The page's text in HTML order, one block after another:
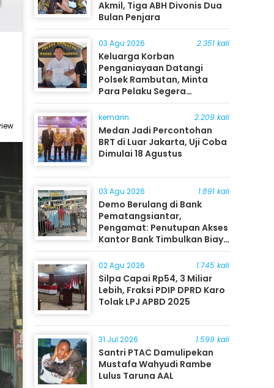
Akmil, Tiga ABH Divonis Dua
Bulan Penjara
03 Agu 2026 2.351 kali
Keluarga Korban
Penganiayaan Datangi
Polsek Rambutan, Minta
Para Pelaku Segera
Ditangkap
kemarin 2.209 kali
Medan Jadi Percontohan
BRT di Luar Jakarta, Uji Coba
Dimulai 18 Agustus
03 Agu 2026 1.891 kali
Demo Berulang di Bank
Pematangsiantar,
Pengamat: Penutupan Akses
Kantor Bank Timbulkan Biaya
Ekonomi bagi Masyarakat
02 Agu 2026 1.745 kali
Silpa Capai Rp54, 3 Miliar
Lebih, Fraksi PDIP DPRD Karo
Tolak LPJ APBD 2025
31 Jul 2026 1.599 kali
Santri PTAC Damulipekan
Mustafa Wahyudi Rambe
Lulus Taruna AAL